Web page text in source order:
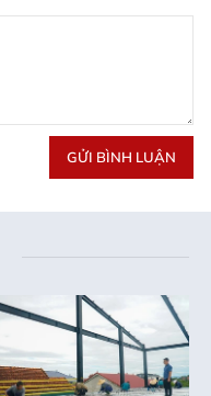
GỬI BÌNH LUẬN